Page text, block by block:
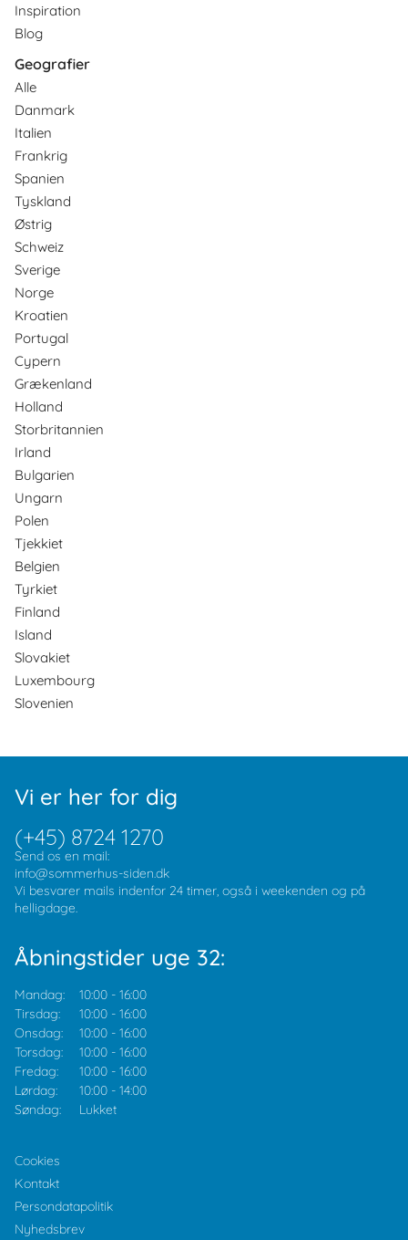
Inspiration
Blog
Geografier
Alle
Danmark
Italien
Frankrig
Spanien
Tyskland
Østrig
Schweiz
Sverige
Norge
Kroatien
Portugal
Cypern
Grækenland
Holland
Storbritannien
Irland
Bulgarien
Ungarn
Polen
Tjekkiet
Belgien
Tyrkiet
Finland
Island
Slovakiet
Luxembourg
Slovenien
Vi er her for dig
(+45) 8724 1270
Send os en mail:
info@sommerhus-siden.dk
Vi besvarer mails indenfor 24 timer, også i weekenden og på
helligdage.
Åbningstider uge 32:
Mandag: 10:00 - 16:00
Tirsdag:
10:00 - 16:00
Onsdag:
10:00 - 16:00
Torsdag:
10:00 - 16:00
Fredag:
10:00 - 16:00
Lørdag:
10:00 - 14:00
Søndag:
Lukket
Cookies
Kontakt
Persondatapolitik
Nyhedsbrev